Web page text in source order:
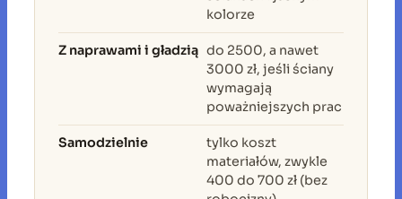
kolorze
Z naprawami i gładzią do 2500, a nawet
3000 zł, jeśli ściany
wymagają
poważniejszych prac
Samodzielnie
tylko koszt
materiałów, zwykle
400 do 700 zł (bez